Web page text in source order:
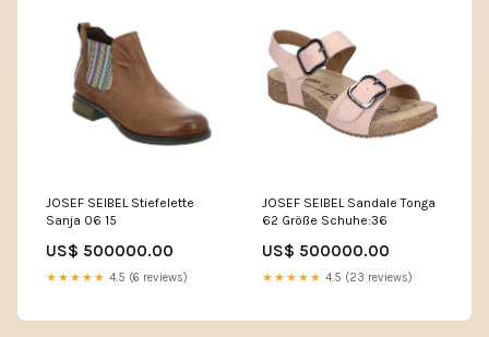
JOSEF SEIBEL Stiefelette
Sanja 06 15
US$ 500000.00
★★★★★ 4.5 (6 reviews)
JOSEF SEIBEL Sandale Tonga
62 Größe Schuhe:36
US$ 500000.00
★★★★★ 4.5 (23 reviews)